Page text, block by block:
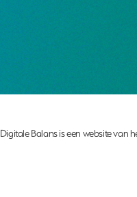
Digitale Balans is een website van